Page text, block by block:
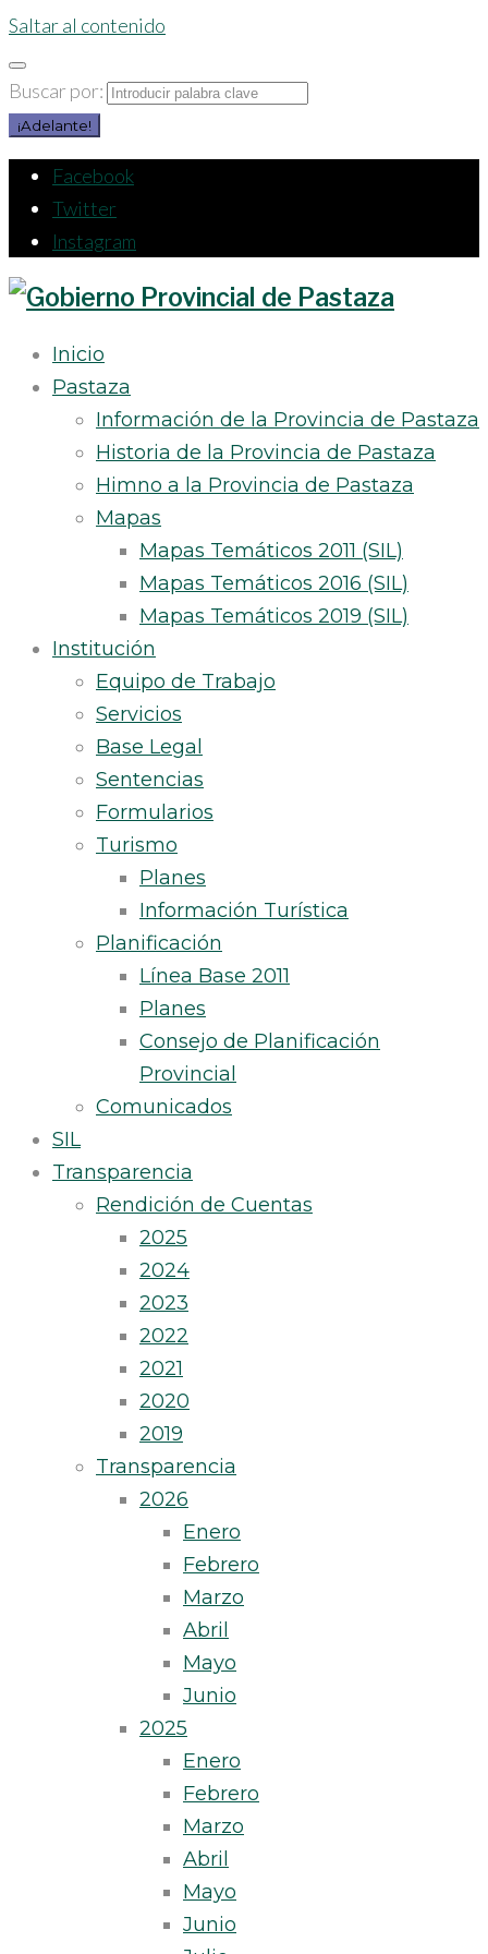
Saltar al contenido
Buscar por:
¡Adelante!
Facebook
Twitter
Instagram
Inicio
Pastaza
Información de la Provincia de Pastaza
Historia de la Provincia de Pastaza
Himno a la Provincia de Pastaza
Mapas
Mapas Temáticos 2011 (SIL)
Mapas Temáticos 2016 (SIL)
Mapas Temáticos 2019 (SIL)
Institución
Equipo de Trabajo
Servicios
Base Legal
Sentencias
Formularios
Turismo
Planes
Información Turística
Planificación
Línea Base 2011
Planes
Consejo de Planificación
Provincial
Comunicados
SIL
Transparencia
Rendición de Cuentas
2025
2024
2023
2022
2021
2020
2019
Transparencia
2026
Enero
Febrero
Marzo
Abril
Mayo
Junio
2025
Enero
Febrero
Marzo
Abril
Mayo
Junio